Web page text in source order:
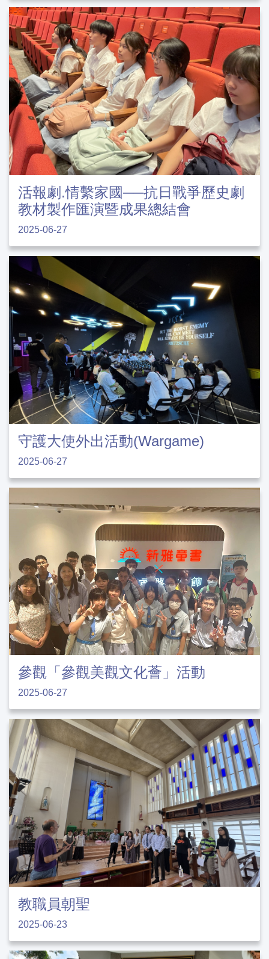
活報劇.情繫家國──抗日戰爭歷史劇
教材製作匯演暨成果總結會
2025-06-27
守護大使外出活動(Wargame)
2025-06-27
參觀「參觀美觀文化薈」活動
2025-06-27
教職員朝聖
2025-06-23